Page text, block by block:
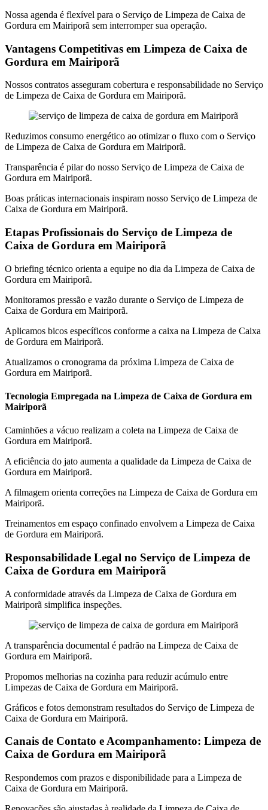
Nossa agenda é flexível para o Serviço de Limpeza de Caixa de
Gordura em Mairiporã sem interromper sua operação.
Vantagens Competitivas em Limpeza de Caixa de
Gordura em Mairiporã
Nossos contratos asseguram cobertura e responsabilidade no Serviço
de Limpeza de Caixa de Gordura em Mairiporã.
Reduzimos consumo energético ao otimizar o fluxo com o Serviço
de Limpeza de Caixa de Gordura em Mairiporã.
Transparência é pilar do nosso Serviço de Limpeza de Caixa de
Gordura em Mairiporã.
Boas práticas internacionais inspiram nosso Serviço de Limpeza de
Caixa de Gordura em Mairiporã.
Etapas Profissionais do Serviço de Limpeza de
Caixa de Gordura em Mairiporã
O briefing técnico orienta a equipe no dia da Limpeza de Caixa de
Gordura em Mairiporã.
Monitoramos pressão e vazão durante o Serviço de Limpeza de
Caixa de Gordura em Mairiporã.
Aplicamos bicos específicos conforme a caixa na Limpeza de Caixa
de Gordura em Mairiporã.
Atualizamos o cronograma da próxima Limpeza de Caixa de
Gordura em Mairiporã.
Tecnologia Empregada na Limpeza de Caixa de Gordura em
Mairiporã
Caminhões a vácuo realizam a coleta na Limpeza de Caixa de
Gordura em Mairiporã.
A eficiência do jato aumenta a qualidade da Limpeza de Caixa de
Gordura em Mairiporã.
A filmagem orienta correções na Limpeza de Caixa de Gordura em
Mairiporã.
Treinamentos em espaço confinado envolvem a Limpeza de Caixa
de Gordura em Mairiporã.
Responsabilidade Legal no Serviço de Limpeza de
Caixa de Gordura em Mairiporã
A conformidade através da Limpeza de Caixa de Gordura em
Mairiporã simplifica inspeções.
A transparência documental é padrão na Limpeza de Caixa de
Gordura em Mairiporã.
Propomos melhorias na cozinha para reduzir acúmulo entre
Limpezas de Caixa de Gordura em Mairiporã.
Gráficos e fotos demonstram resultados do Serviço de Limpeza de
Caixa de Gordura em Mairiporã.
Canais de Contato e Acompanhamento: Limpeza de
Caixa de Gordura em Mairiporã
Respondemos com prazos e disponibilidade para a Limpeza de
Caixa de Gordura em Mairiporã.